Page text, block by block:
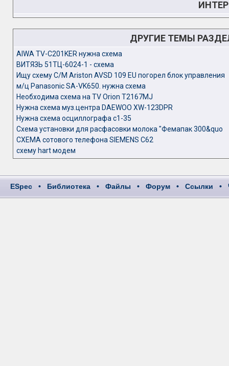
ДРУГИЕ ТЕМЫ
AIWA TV-C201KER нужна схема
ВИТЯЗЬ 51ТЦ-6024-1 - схема
Ищу схему С/М Ariston AVSD 109 EU погорел блок управления
м/ц Panasonic SA-VK650. нужна схема
Необходима схема на TV Orion T2167MJ
Нужна схема муз.центра DAEWOO XW-123DPR
Нужна схема осциллографа с1-35
Схема установки для расфасовки молока "Фемапак 300&quo
СХЕМА сотового телефона SIEMENS C62
схему hart модем
ESpec • Библиотека • Файлы • Форум • Ссылки •